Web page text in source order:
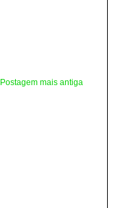
Postagem mais antiga